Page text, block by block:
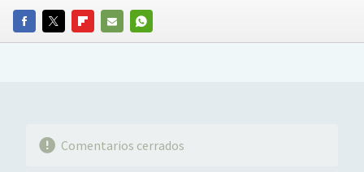
FACEBOOKTWITTERFLIPBOARD
E-
WHATSAPP
Comentarios cerrados